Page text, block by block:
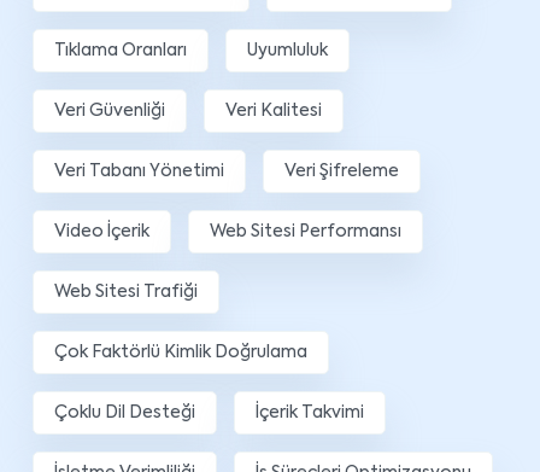
Tıklama Oranları Uyumluluk
Veri Güvenliği Veri Kalitesi
Veri Tabanı Yönetimi Veri Şifreleme
Video İçerik Web Sitesi Performansı
Web Sitesi Trafiği
Çok Faktörlü Kimlik Doğrulama
Çoklu Dil Desteği İçerik Takvimi